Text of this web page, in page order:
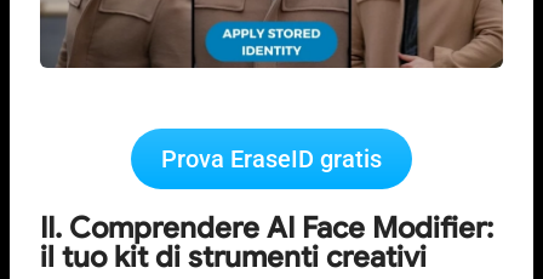
Prova EraseID gratis
II. Comprendere AI Face Modifier:
il tuo kit di strumenti creativi